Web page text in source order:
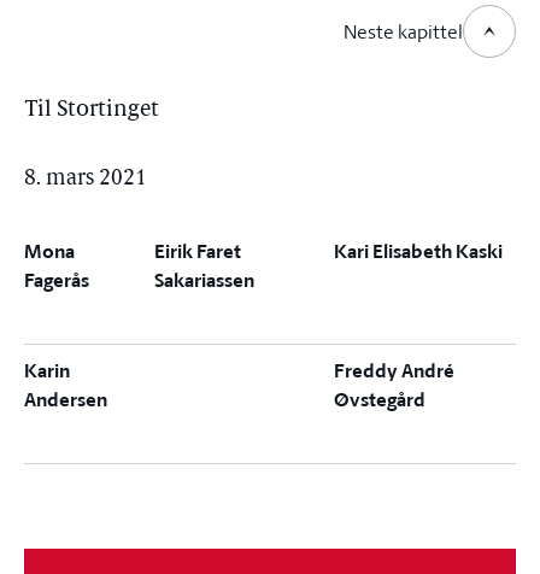
Neste kapittel
Til Stortinget
8. mars 2021
Mona
Fagerås
Eirik Faret
Sakariassen
Kari Elisabeth Kaski
Karin
Andersen
Freddy André
Øvstegård